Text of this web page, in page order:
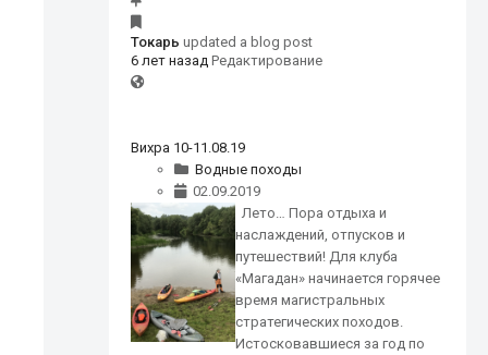
Токарь updated a blog post
6 лет назад Редактирование
Вихра 10-11.08.19
Водные походы
02.09.2019
Лето… Пора отдыха и
наслаждений, отпусков и
путешествий! Для клуба
«Магадан» начинается горячее
время магистральных
стратегических походов.
Истосковавшиеся за год по